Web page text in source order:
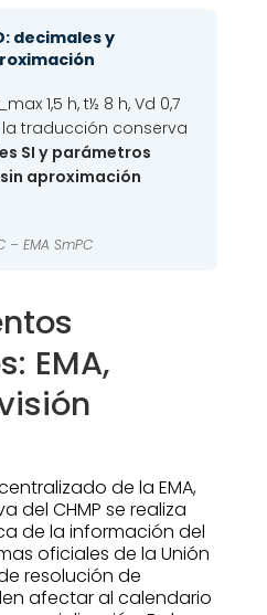
decimales y
1,5 h, t½ 8 h, Vd 0,7
la traducción conserva
SI y parámetros
aproximación
– EMA SmPC
EMA,
de la EMA,
del CHMP se realiza
de la información del
oficiales de la Unión
resolución de
afectar al calendario